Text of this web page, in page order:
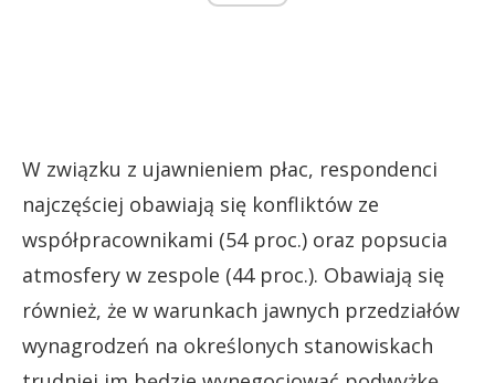
W związku z ujawnieniem płac, respondenci
najczęściej obawiają się konfliktów ze
współpracownikami (54 proc.) oraz popsucia
atmosfery w zespole (44 proc.). Obawiają się
również, że w warunkach jawnych przedziałów
wynagrodzeń na określonych stanowiskach